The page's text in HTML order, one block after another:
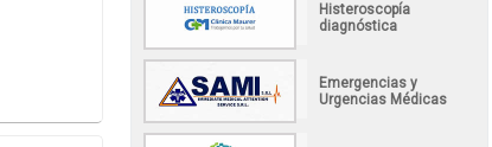
Histeroscopía
diagnóstica
Emergencias y
Urgencias Médicas